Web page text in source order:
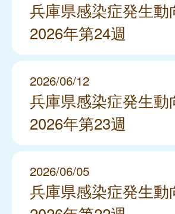
兵庫県感染症発生動
2026年第24週
2026/06/12
兵庫県感染症発生動
2026年第23週
2026/06/05
兵庫県感染症発生動